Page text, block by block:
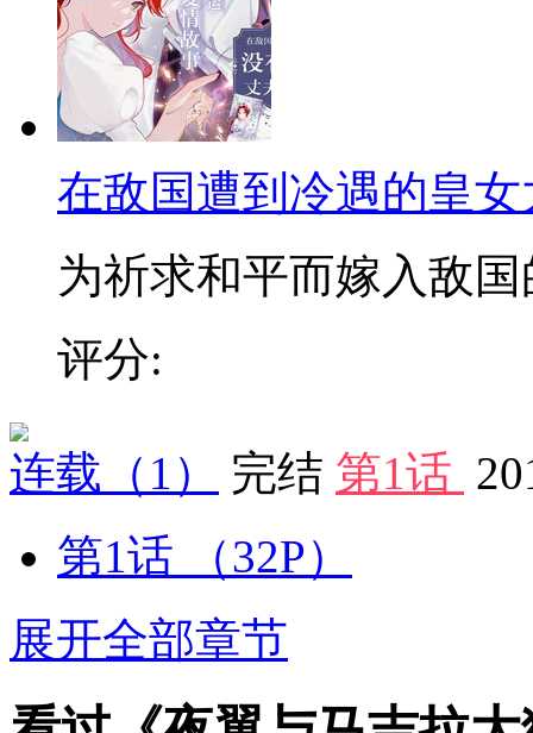
在敌国遭到冷遇的皇
为祈求和平而嫁入敌国
评分:
连载 （1） 完结 第1话
第1话
（32P）
展开全部章节